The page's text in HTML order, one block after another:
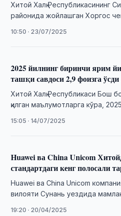
Хитой Халқ Республикасининг
районида жойлашган Хоргос
йўналишида …
10:50 · 23/07/2025
2025 йилнинг биринчи ярим
ташқи савдоси 2,9 фоизга ўсди
Хитой Халқ Республикаси Бош
қилган маълумотларга кўра,
15:05 · 14/07/2025
Huawei ва China Unicom
стандартдаги кенг полосали
Huawei ва China Unicom
вилояти Сунань уездида
19:20 · 20/04/2025